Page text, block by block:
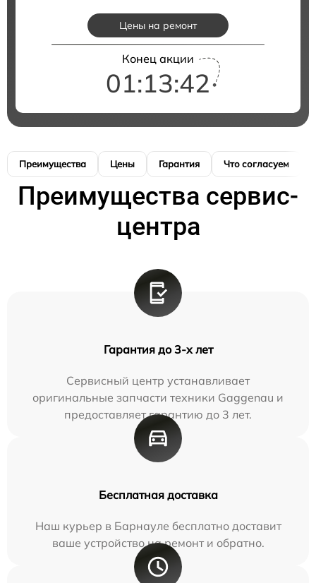
Цены на ремонт
Конец акции
01:13:41
Преимущества Цены Гарантия Что согласуем
Преимущества сервис-
центра
Гарантия до 3-х лет
Сервисный центр устанавливает
оригинальные запчасти техники Gaggenau и
предоставляет гарантию до 3 лет.
Бесплатная доставка
Наш курьер в Барнауле бесплатно доставит
ваше устройство на ремонт и обратно.